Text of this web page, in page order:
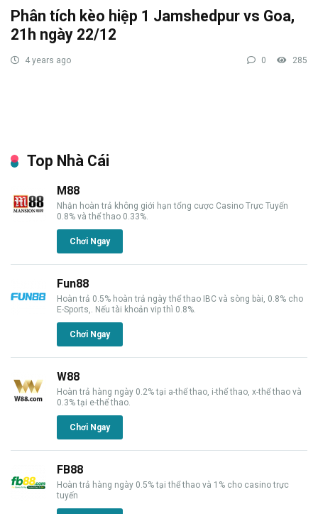
Phân tích kèo hiệp 1 Jamshedpur vs Goa,
21h ngày 22/12
4 years ago 0 285
Top Nhà Cái
M88
Nhận hoàn trả không giới hạn tổng cược Casino Trực Tuyến
0.8% và thể thao 0.33%.
Chơi Ngay
Fun88
Hoàn trả 0.5% hoàn trả ngày thể thao IBC và sòng bài, 0.8% cho
E-Sports,. Nếu tài khoản vip thì 0.8%.
Chơi Ngay
W88
Hoàn trả hàng ngày 0.2% tại a-thể thao, i-thể thao, x-thể thao và
0.3% tại e-thể thao.
Chơi Ngay
FB88
Hoàn trả hàng ngày 0.5% tại thể thao và 1% cho casino trực
tuyến